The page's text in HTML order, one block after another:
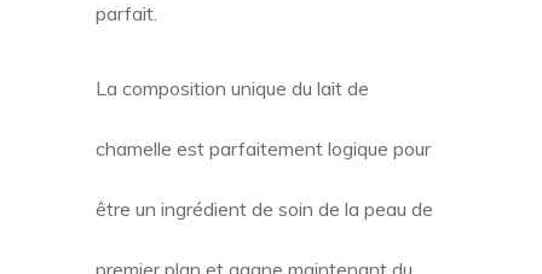
parfait.
La composition unique du lait de
chamelle est parfaitement logique pour
être un ingrédient de soin de la peau de
premier plan et gagne maintenant du